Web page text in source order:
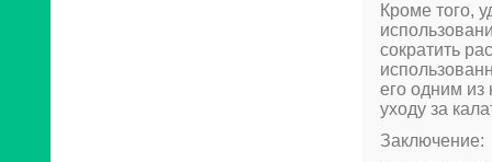
Кроме того,
сократить
его одним из
уходу за
Заключение: